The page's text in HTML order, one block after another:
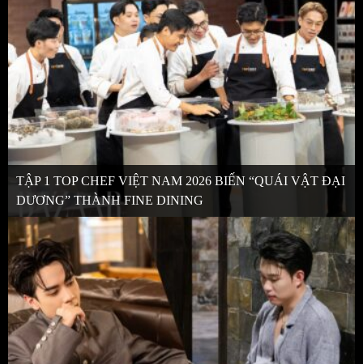
TẬP 1 TOP CHEF VIỆT NAM 2026 BIẾN “QUÁI VẬT ĐẠI
DƯƠNG” THÀNH FINE DINING